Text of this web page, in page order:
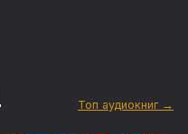
Топ аудиокниг →